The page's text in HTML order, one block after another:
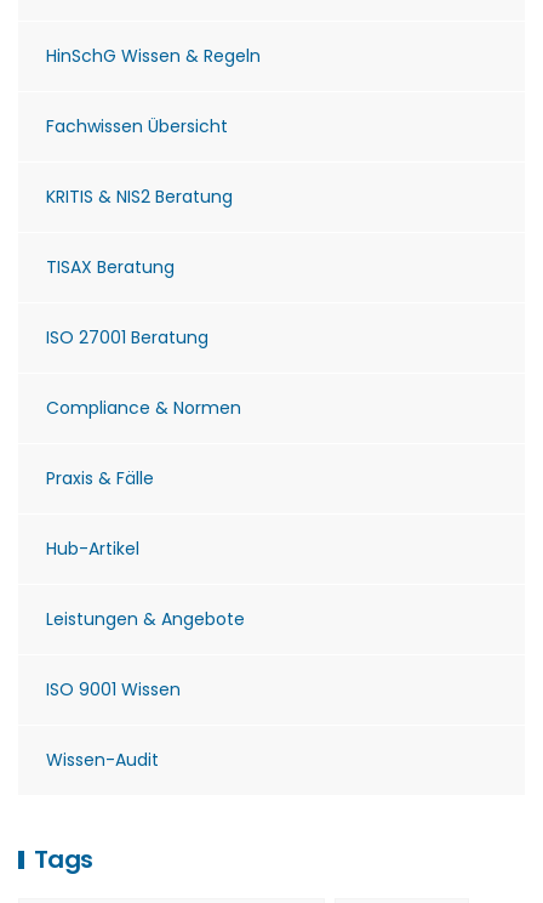
HinSchG Wissen & Regeln
Fachwissen Übersicht
KRITIS & NIS2 Beratung
TISAX Beratung
ISO 27001 Beratung
Compliance & Normen
Praxis & Fälle
Hub-Artikel
Leistungen & Angebote
ISO 9001 Wissen
Wissen-Audit
Tags